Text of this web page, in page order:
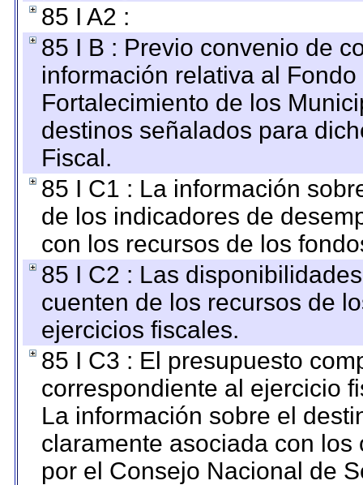
85 I A2 :
85 I B : Previo convenio de
información relativa al
Fortalecimiento de los
destinos señalados para
Fiscal.
85 I C1 : La información
de los indicadores de
con los recursos de los
85 I C2 : Las
cuenten de los recursos de
ejercicios fiscales.
85 I C3 : El presupuesto
correspondiente al ejercicio
La información sobre el
claramente asociada con
por el Consejo Nacional de